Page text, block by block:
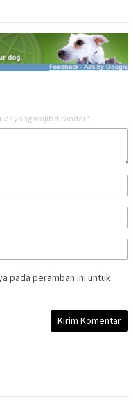
yang wajib ditandai *
pada peramban ini untuk